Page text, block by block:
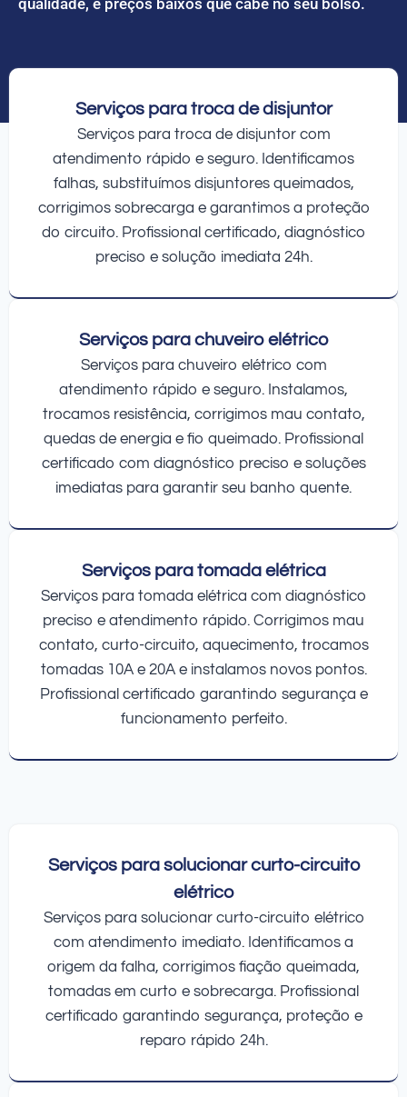
Serviços para troca de disjuntor
Serviços para troca de disjuntor com
atendimento rápido e seguro. Identificamos
falhas, substituímos disjuntores queimados,
corrigimos sobrecarga e garantimos a proteção
do circuito. Profissional certificado, diagnóstico
preciso e solução imediata 24h.
Serviços para chuveiro elétrico
Serviços para chuveiro elétrico com
atendimento rápido e seguro. Instalamos,
trocamos resistência, corrigimos mau contato,
quedas de energia e fio queimado. Profissional
certificado com diagnóstico preciso e soluções
imediatas para garantir seu banho quente.
Serviços para tomada elétrica
Serviços para tomada elétrica com diagnóstico
preciso e atendimento rápido. Corrigimos mau
contato, curto-circuito, aquecimento, trocamos
tomadas 10A e 20A e instalamos novos pontos.
Profissional certificado garantindo segurança e
funcionamento perfeito.
Serviços para solucionar curto-circuito
elétrico
Serviços para solucionar curto-circuito elétrico
com atendimento imediato. Identificamos a
origem da falha, corrigimos fiação queimada,
tomadas em curto e sobrecarga. Profissional
certificado garantindo segurança, proteção e
reparo rápido 24h.